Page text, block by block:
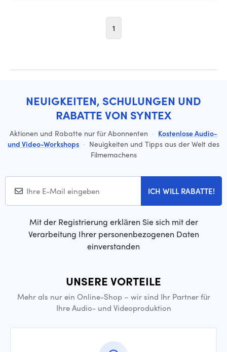
1
NEUIGKEITEN, SCHULUNGEN UND
RABATTE VON SYNTEX
Aktionen und Rabatte nur für Abonnenten · Kostenlose Audio-
und Video-Workshops · Neuigkeiten und Tipps aus der Welt des
Filmemachens
ICH WILL RABATTE!
Mit der Registrierung erklären Sie sich mit der
Verarbeitung Ihrer personenbezogenen Daten
einverstanden
UNSERE VORTEILE
Mehr als nur ein Online-Shop – wir sind Ihr Partner für
Ihre Audio- und Videoproduktion